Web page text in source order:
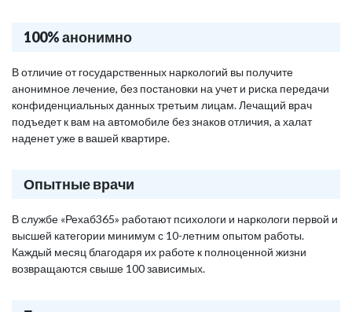
100% анонимно
В отличие от государственных наркологий вы получите
анонимное лечение, без постановки на учет и риска передачи
конфиденциальных данных третьим лицам. Лечащий врач
подъедет к вам на автомобиле без знаков отличия, а халат
наденет уже в вашей квартире.
Опытные врачи
В службе «Рехаб365» работают психологи и наркологи первой и
высшей категории минимум с 10-летним опытом работы.
Каждый месяц благодаря их работе к полноценной жизни
возвращаются свыше 100 зависимых.